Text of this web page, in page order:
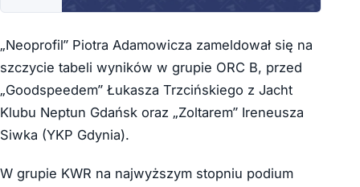
„Neoprofil” Piotra Adamowicza zameldował się na
szczycie tabeli wyników w grupie ORC B, przed
„Goodspeedem” Łukasza Trzcińskiego z Jacht
Klubu Neptun Gdańsk oraz „Zoltarem” Ireneusza
Siwka (YKP Gdynia).
W grupie KWR na najwyższym stopniu podium